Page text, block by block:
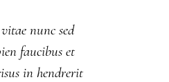
nunc sed
faucibus et
in hendrerit